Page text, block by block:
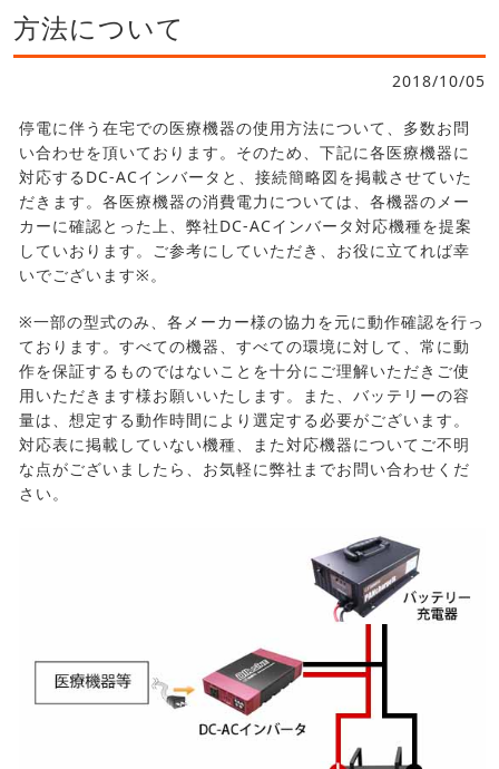
方法について
2018/10/05
停電に伴う在宅での医療機器の使用方法について、多数お問
い合わせを頂いております。そのため、下記に各医療機器に
対応するDC-ACインバータと、接続簡略図を掲載させていた
だきます。各医療機器の消費電力については、各機器のメー
カーに確認とった上、弊社DC-ACインバータ対応機種を提案
していおります。ご参考にしていただき、お役に立てれば幸
いでございます※。
※一部の型式のみ、各メーカー様の協力を元に動作確認を行っ
ております。すべての機器、すべての環境に対して、常に動
作を保証するものではないことを十分にご理解いただきご使
用いただきます様お願いいたします。また、バッテリーの容
量は、想定する動作時間により選定する必要がございます。
対応表に掲載していない機種、また対応機器についてご不明
な点がございましたら、お気軽に弊社までお問い合わせくだ
さい。